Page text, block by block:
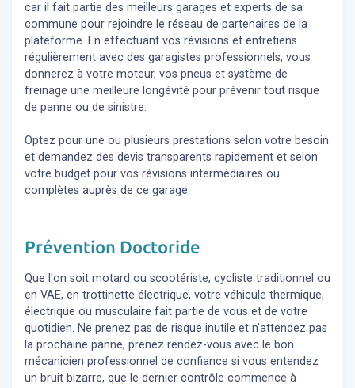
car il fait partie des meilleurs garages et experts de sa
commune pour rejoindre le réseau de partenaires de la
plateforme. En effectuant vos révisions et entretiens
régulièrement avec des garagistes professionnels, vous
donnerez à votre moteur, vos pneus et système de
freinage une meilleure longévité pour prévenir tout risque
de panne ou de sinistre.
Optez pour une ou plusieurs prestations selon votre besoin
et demandez des devis transparents rapidement et selon
votre budget pour vos révisions intermédiaires ou
complètes auprès de ce garage.
Prévention Doctoride
Que l'on soit motard ou scootériste, cycliste traditionnel ou
en VAE, en trottinette électrique, votre véhicule thermique,
électrique ou musculaire fait partie de vous et de votre
quotidien. Ne prenez pas de risque inutile et n'attendez pas
la prochaine panne, prenez rendez-vous avec le bon
mécanicien professionnel de confiance si vous entendez
un bruit bizarre, que le dernier contrôle commence à